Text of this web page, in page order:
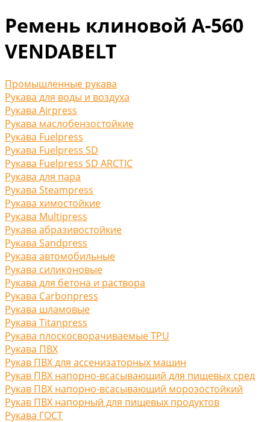
Ремень клиновой А-560
VENDABELT
Промышленные рукава
Рукава для воды и воздуха
Рукава Airpress
Рукава маслобензостойкие
Рукава Fuelpress
Рукава Fuelpress SD
Рукава Fuelpress SD ARCTIC
Рукава для пара
Рукава Steampress
Рукава химостойкие
Рукава Multipress
Рукава абразивостойкие
Рукава Sandpress
Рукава автомобильные
Рукава силиконовые
Рукава для бетона и раствора
Рукава Carbonpress
Рукава шламовые
Рукава Titanpress
Рукава плоскосворачиваемые TPU
Рукава ПВХ
Рукав ПВХ для ассенизаторных машин
Рукав ПВХ напорно-всасывающий для пищевых сред
Рукав ПВХ напорно-всасывающий морозостойкий
Рукав ПВХ напорный для пищевых продуктов
Рукава ГОСТ